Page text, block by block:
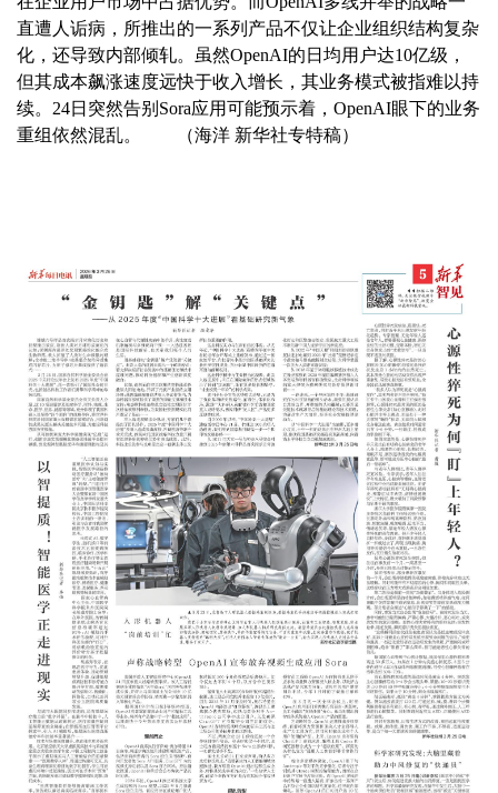
直遭人诟病，所推出的一系列产品不仅让企业组织结构复杂
化，还导致内部倾轧。虽然OpenAI的日均用户达10亿级，
但其成本飙涨速度远快于收入增长，其业务模式被指难以持
续。24日突然告别Sora应用可能预示着，OpenAI眼下的业务
重组依然混乱。 （海洋 新华社专特稿）